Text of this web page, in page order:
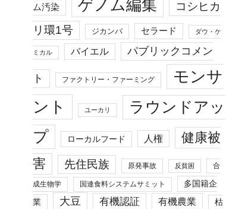
ム汚染 ゲノム編集
コシヒカ
リ環1号
ジカンバ セラード ダウ・ケ
ミカル バイエル パブリックコメン
ト ファクトリー・ファーミング
モンサ
ント
ユーカリ
ラウンドアッ
プ
ローカルフード 人権
健康被
害
先住民族 原発事故 反貧困 合
成生物学 国連食料システムサミット
多国籍企
業
大豆 有機認証 有機農業 枯